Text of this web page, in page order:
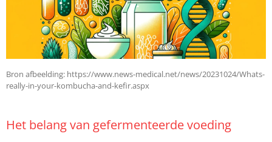
Bron afbeelding: https://www.news-medical.net/news/20231024/Whats-
really-in-your-kombucha-and-kefir.aspx
Het belang van gefermenteerde voeding